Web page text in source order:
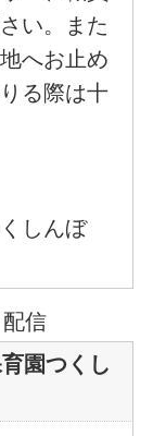
い。また
へお止め
る際は十
しんぼ
信
園つくし